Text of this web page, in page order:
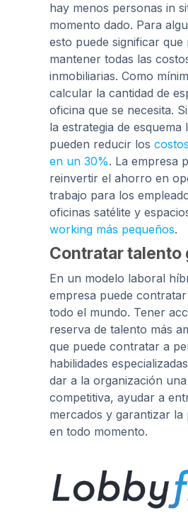
hay menos personas in
momento dado. Para
esto puede significar que
mantener todas las
inmobiliarias. Como
calcular la cantidad de
oficina que se necesita.
la estrategia de esquema
pueden reducir los
en un 30%. La empresa
reinvertir el ahorro en
trabajo para los
oficinas satélite y
working más pequeños.
Contratar talento
En un modelo laboral
empresa puede
todo el mundo. Tener
reserva de talento más
que puede contratar a
habilidades
dar a la organización
competitiva, ayudar a
mercados y garantizar la
en todo momento.